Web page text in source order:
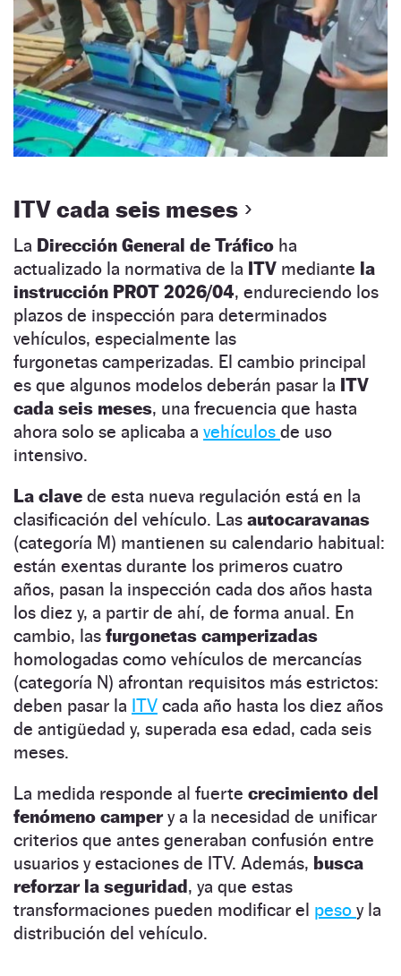
ITV cada seis meses
La Dirección General de Tráfico ha
actualizado la normativa de la ITV mediante la
instrucción PROT 2026/04, endureciendo los
plazos de inspección para determinados
vehículos, especialmente las
furgonetas camperizadas. El cambio principal
es que algunos modelos deberán pasar la ITV
cada seis meses, una frecuencia que hasta
ahora solo se aplicaba a vehículos de uso
intensivo.
La clave de esta nueva regulación está en la
clasificación del vehículo. Las autocaravanas
(categoría M) mantienen su calendario habitual:
están exentas durante los primeros cuatro
años, pasan la inspección cada dos años hasta
los diez y, a partir de ahí, de forma anual. En
cambio, las furgonetas camperizadas
homologadas como vehículos de mercancías
(categoría N) afrontan requisitos más estrictos:
deben pasar la ITV cada año hasta los diez años
de antigüedad y, superada esa edad, cada seis
meses.
La medida responde al fuerte crecimiento del
fenómeno campery a la necesidad de unificar
criterios que antes generaban confusión entre
usuarios y estaciones de ITV. Además, busca
reforzar la seguridad , ya que estas
transformaciones pueden modificar el peso y la
distribución del vehículo.